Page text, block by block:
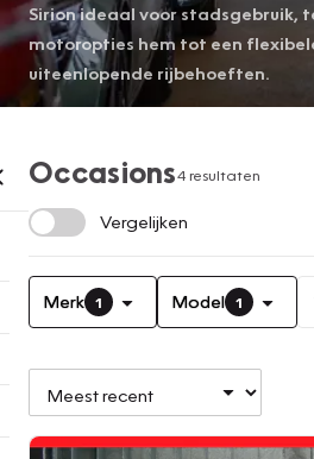
Sirion ideaal voor stadsgebruik,
motoropties hem tot een
uiteenlopende rijbehoeften.
Occasions4 resultaten
Vergelijken
Merk 1 Model 1